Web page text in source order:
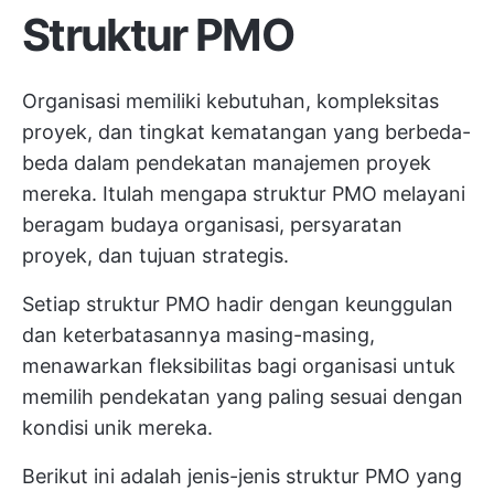
Struktur PMO
Organisasi memiliki kebutuhan, kompleksitas
proyek, dan tingkat kematangan yang berbeda-
beda dalam pendekatan manajemen proyek
mereka. Itulah mengapa struktur PMO melayani
beragam budaya organisasi, persyaratan
proyek, dan tujuan strategis.
Setiap struktur PMO hadir dengan keunggulan
dan keterbatasannya masing-masing,
menawarkan fleksibilitas bagi organisasi untuk
memilih pendekatan yang paling sesuai dengan
kondisi unik mereka.
Berikut ini adalah jenis-jenis struktur PMO yang